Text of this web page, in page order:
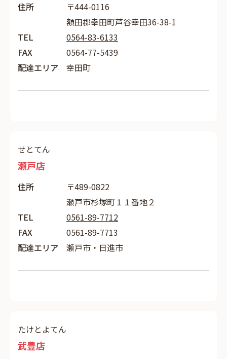
住所
〒444-0116
額田郡幸田町芦谷幸田36-38-1
TEL
0564-83-6133
FAX
0564-77-5439
配達エリア
幸田町
せとてん
瀬戸店
住所
〒489-0822
瀬戸市杉塚町１１番地２
TEL
0561-89-7712
FAX
0561-89-7713
配達エリア
瀬戸市・日進市
たけとよてん
武豊店